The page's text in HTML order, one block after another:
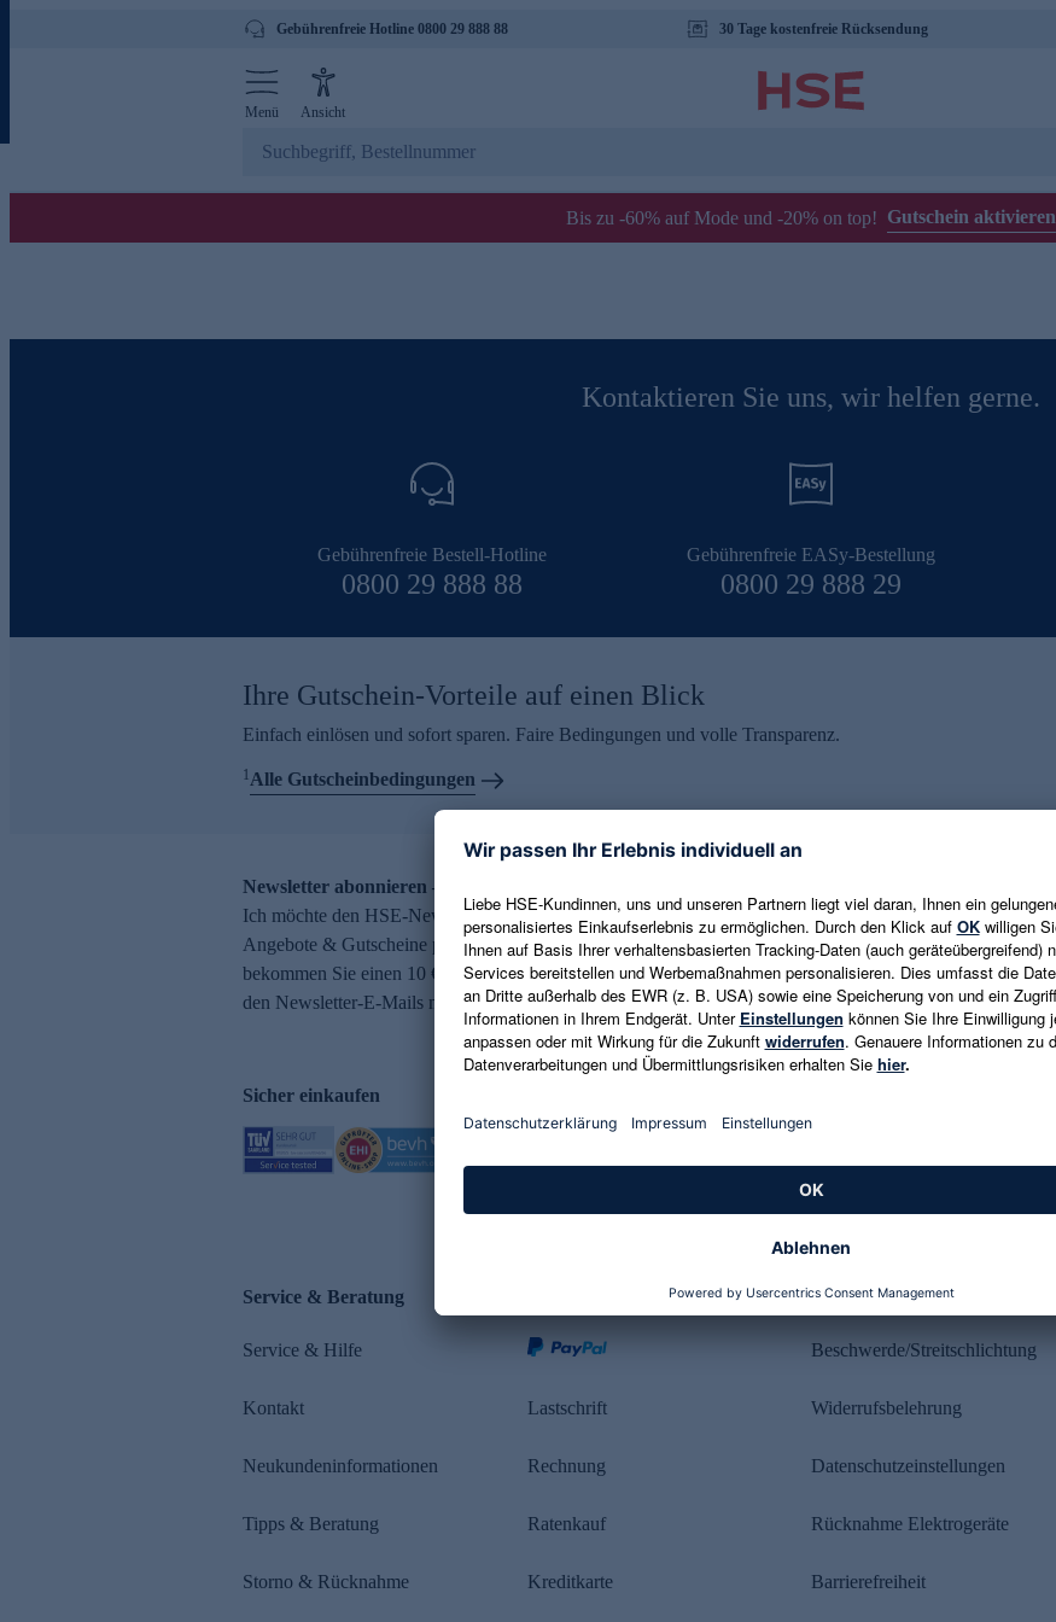
Gebührenfreie Hotline 0800 29 888 88 30 Tage kostenfreie Rücksendung
Menü Ansicht
Bis zu -60% auf Mode und -20% on top! Gutschein aktivieren
Kontaktieren Sie uns, wir helfen gerne.
Gebührenfreie Bestell-Hotline
0800 29 888 88
Gebührenfreie EASy-Bestellung
0800 29 888 29
Ihre Gutschein-Vorteile auf einen Blick
Einfach einlösen und sofort sparen. Faire Bedingungen und volle Transparenz.
1Alle Gutscheinbedingungen
Newsletter abonnieren – 10 € Gutschein erhalten
Ich möchte den HSE-Newsletter abonnieren und aktuelle Trends,
Angebote & Gutscheine per E-Mail erhalten. Als Dankeschön
bekommen Sie einen 10 € Gutschein. Eine Abmeldung ist jederzeit in
den Newsletter-E-Mails möglich.
E-Mail-Adresse eingeben
Es gelten die Datenschutzrichtlinien
Sicher einkaufen
Service & Beratung
Service & Hilfe
Kontakt
Neukundeninformationen
Tipps & Beratung
Storno & Rücknahme
Lastschrift
Rechnung
Ratenkauf
Kreditkarte
Rechtliches
Beschwerde/Streitschlichtung
Widerrufsbelehrung
Datenschutzeinstellungen
Rücknahme Elektrogeräte
Barrierefreiheit